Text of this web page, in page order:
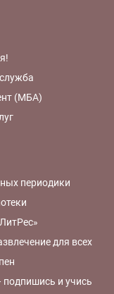
(МБА)
периодики
для всех
подпишись и учись